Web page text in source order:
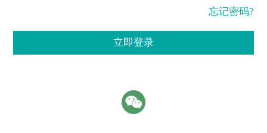
忘记密码?
立即登录